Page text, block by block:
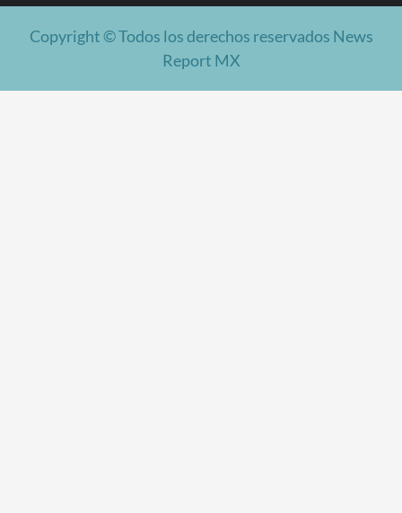
Copyright © Todos los derechos reservados News
Report MX